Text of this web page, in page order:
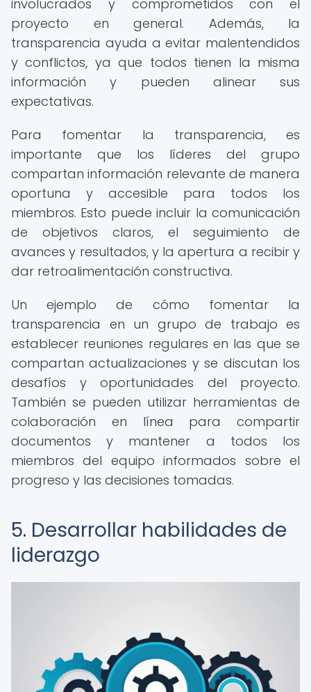
involucrados y comprometidos con el
proyecto en general. Además, la
transparencia ayuda a evitar malentendidos
y conflictos, ya que todos tienen la misma
información y pueden alinear sus
expectativas.
Para fomentar la transparencia, es
importante que los líderes del grupo
compartan información relevante de manera
oportuna y accesible para todos los
miembros. Esto puede incluir la comunicación
de objetivos claros, el seguimiento de
avances y resultados, y la apertura a recibir y
dar retroalimentación constructiva.
Un ejemplo de cómo fomentar la
transparencia en un grupo de trabajo es
establecer reuniones regulares en las que se
compartan actualizaciones y se discutan los
desafíos y oportunidades del proyecto.
También se pueden utilizar herramientas de
colaboración en línea para compartir
documentos y mantener a todos los
miembros del equipo informados sobre el
progreso y las decisiones tomadas.
5. Desarrollar habilidades de
liderazgo